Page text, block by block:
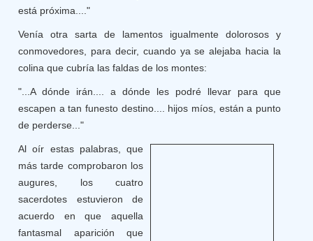
está próxima...."
Venía otra sarta de lamentos igualmente dolorosos y
conmovedores, para decir, cuando ya se alejaba hacia la
colina que cubría las faldas de los montes:
"...A dónde irán.... a dónde les podré llevar para que
escapen a tan funesto destino.... hijos míos, están a punto
de perderse..."
Al oír estas palabras, que
más tarde comprobaron los
augures, los cuatro
sacerdotes estuvieron de
acuerdo en que aquella
fantasmal aparición que